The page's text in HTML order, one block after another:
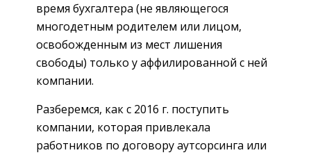
время бухгалтера (не являющегося
многодетным родителем или лицом,
освобожденным из мест лишения
свободы) только у аффилированной с ней
компании.
Разберемся, как с 2016 г. поступить
компании, которая привлекала
работников по договору аутсорсинга или